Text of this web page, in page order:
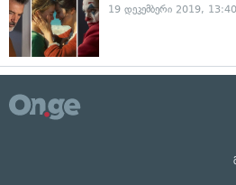
19 დეკემბერი 2019, 13:40